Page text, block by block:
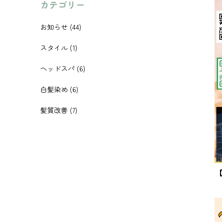
カテゴリー
お知らせ (44)
スタイル (1)
ヘッドスパ (6)
白髪染め (6)
髪質改善 (7)